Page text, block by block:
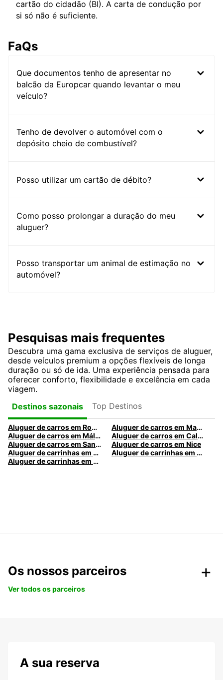
cartão do cidadão (BI). A carta de condução por
si só não é suficiente.
FaQs
Que documentos tenho de apresentar no
balcão da Europcar quando levantar o meu
veículo?
Tenho de devolver o automóvel com o
depósito cheio de combustível?
Posso utilizar um cartão de débito?
Como posso prolongar a duração do meu
aluguer?
Posso transportar um animal de estimação no
automóvel?
Pesquisas mais frequentes
Descubra uma gama exclusiva de serviços de aluguer,
desde veículos premium a opções flexíveis de longa
duração ou só de ida. Uma experiência pensada para
oferecer conforto, flexibilidade e excelência em cada
viagem.
Destinos sazonais
Top Destinos
Aluguer de carros em Roma
Aluguer de carros em Madrid
Aluguer de carros em Málaga
Aluguer de carros em Caldas da Rainha
Aluguer de carros em Santa Maria da Feira
Aluguer de carros em Nice
Aluguer de carrinhas em Nice
Aluguer de carrinhas em Santa Maria da Feira
Aluguer de carrinhas em Caldas da Rainha
Os nossos parceiros
Ver todos os parceiros
A sua reserva